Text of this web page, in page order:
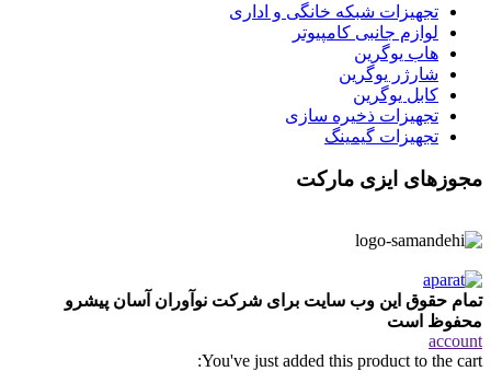
تجهیزات شبکه خانگی و اداری
لوازم جانبی کامپیوتر
هاب یوگرین
شارژر یوگرین
کابل یوگرین
تجهیزات ذخیره سازی
تجهیزات گیمینگ
مجوزهای ایزی مارکت
تمام حقوق این وب سایت برای شرکت نوآوران آسان پیشرو
محفوظ است
account
You've just added this product to the cart: